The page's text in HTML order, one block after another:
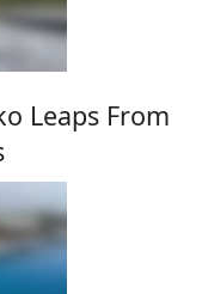
Leaps From